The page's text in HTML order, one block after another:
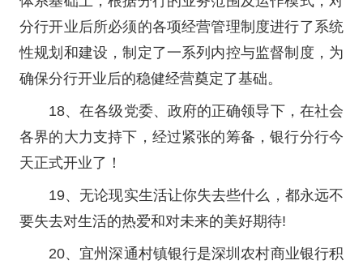
分行开业后所必须的各项经营管理制度进行了系统
性规划和建设，制定了一系列内控与监督制度，为
确保分行开业后的稳健经营奠定了基础。
18、在各级党委、政府的正确领导下，在社会
各界的大力支持下，经过紧张的筹备，银行分行今
天正式开业了！
19、无论现实生活让你失去些什么，都永远不
要失去对生活的热爱和对未来的美好期待!
20、宜州深通村镇银行是深圳农村商业银行积